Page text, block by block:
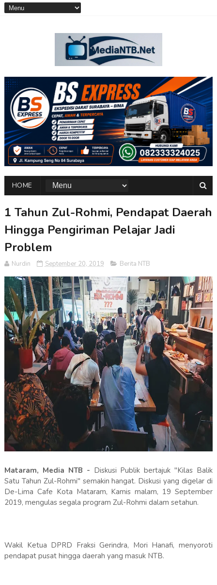
HOME
1 Tahun Zul-Rohmi, Pendapat Daerah
Hingga Pengiriman Pelajar Jadi
Problem
Nurdin September 20, 2019 Berita NTB
Mataram, Media NTB - Diskusi Publik bertajuk "Kilas Balik
Satu Tahun Zul-Rohmi" semakin hangat. Diskusi yang digelar di
De-Lima Cafe Kota Mataram, Kamis malam, 19 September
2019, mengulas segala program Zul-Rohmi dalam setahun.
Wakil Ketua DPRD Fraksi Gerindra, Mori Hanafi, menyoroti
pendapat pusat hingga daerah yang masuk NTB.